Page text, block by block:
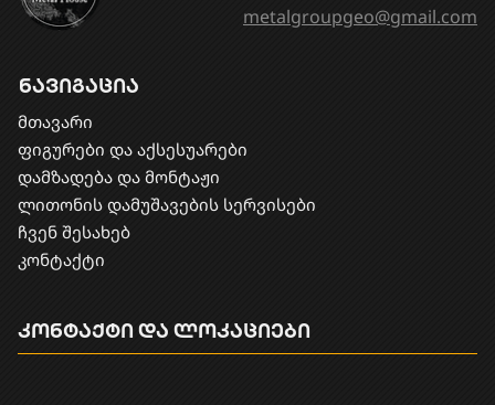
ნავიგაცია
მთავარი
ფიგურები და აქსესუარები
დამზადება და მონტაჟი
​ლითონის დამუშავების სერვისები
ჩვენ შესახებ
კონტაქტი
კონტაქტი და ლოკაციები
metalgroupgeo@gmail.com